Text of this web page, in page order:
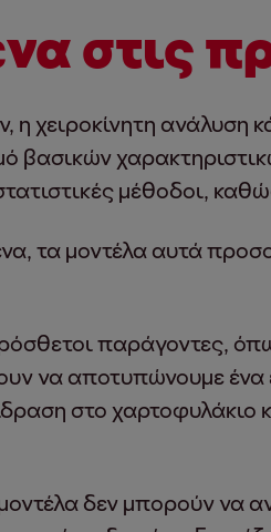
στις
η χειροκίνητη ανάλυση
βασικών
μέθοδοι,
τα μοντέλα αυτά
παράγοντες,
να αποτυπώνουμε
στο χαρτοφυλάκιο
δεν μπορούν να